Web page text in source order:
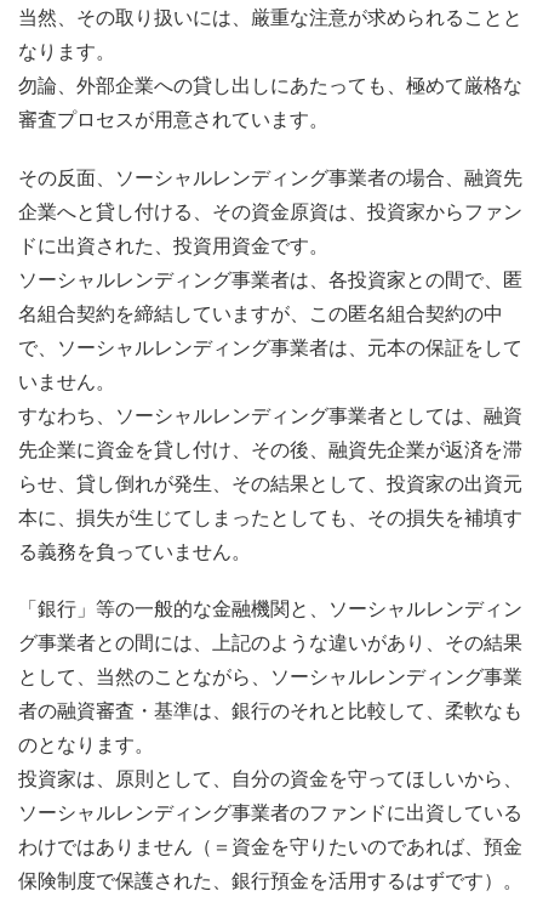
当然、その取り扱いには、厳重な注意が求められることと
なります。
勿論、外部企業への貸し出しにあたっても、極めて厳格な
審査プロセスが用意されています。
その反面、ソーシャルレンディング事業者の場合、融資先
企業へと貸し付ける、その資金原資は、投資家からファン
ドに出資された、投資用資金です。
ソーシャルレンディング事業者は、各投資家との間で、匿
名組合契約を締結していますが、この匿名組合契約の中
で、ソーシャルレンディング事業者は、元本の保証をして
いません。
すなわち、ソーシャルレンディング事業者としては、融資
先企業に資金を貸し付け、その後、融資先企業が返済を滞
らせ、貸し倒れが発生、その結果として、投資家の出資元
本に、損失が生じてしまったとしても、その損失を補填す
る義務を負っていません。
「銀行」等の一般的な金融機関と、ソーシャルレンディン
グ事業者との間には、上記のような違いがあり、その結果
として、当然のことながら、ソーシャルレンディング事業
者の融資審査・基準は、銀行のそれと比較して、柔軟なも
のとなります。
投資家は、原則として、自分の資金を守ってほしいから、
ソーシャルレンディング事業者のファンドに出資している
わけではありません（＝資金を守りたいのであれば、預金
保険制度で保護された、銀行預金を活用するはずです）。